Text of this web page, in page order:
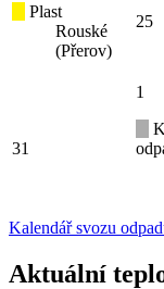
Plast
Rouské
(Přerov)
25
31
1
Kalendář svozu
Aktuální